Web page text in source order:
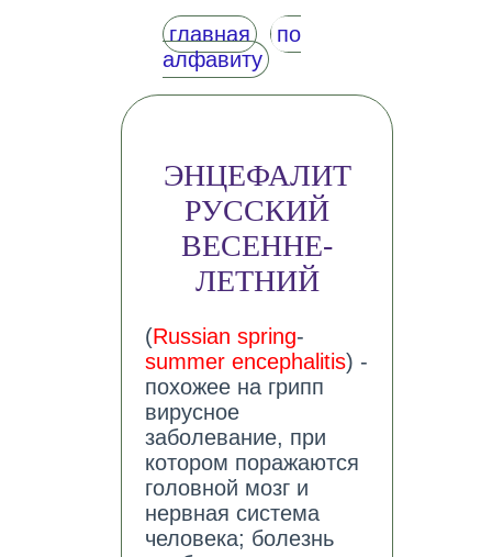
главная
по
алфавиту
ЭНЦЕФАЛИТ
РУССКИЙ
ВЕСЕННЕ-
ЛЕТНИЙ
(Russian spring-
summer encephalitis) -
похожее на грипп
вирусное
заболевание, при
котором поражаются
головной мозг и
нервная система
человека; болезнь